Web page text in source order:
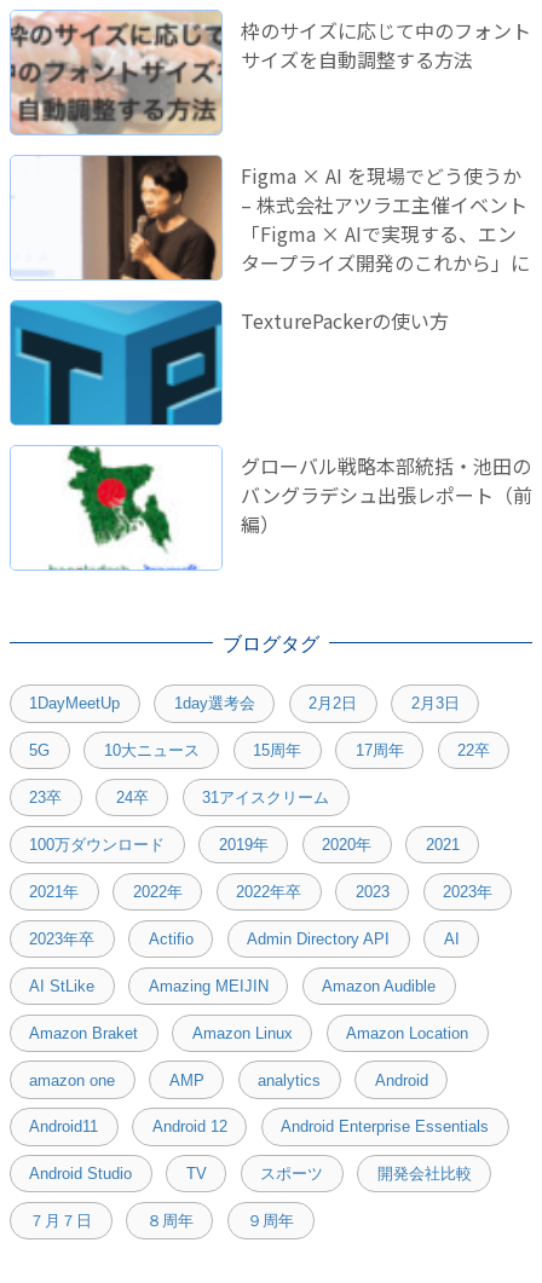
枠のサイズに応じて中のフォント
サイズを自動調整する方法
Figma × AI を現場でどう使うか
– 株式会社アツラエ主催イベント
「Figma × AIで実現する、エン
タープライズ開発のこれから」に
TexturePackerの使い方
グローバル戦略本部統括・池田の
バングラデシュ出張レポート（前
編）
ブログタグ
1DayMeetUp 1day選考会 2月2日 2月3日
5G 10大ニュース 15周年 17周年 22卒
23卒 24卒 31アイスクリーム
100万ダウンロード 2019年 2020年 2021
2021年 2022年 2022年卒 2023 2023年
2023年卒 Actifio Admin Directory API AI
AI StLike Amazing MEIJIN Amazon Audible
Amazon Braket Amazon Linux Amazon Location
amazon one AMP analytics Android
Android11 Android 12 Android Enterprise Essentials
Android Studio TV スポーツ 開発会社比較
７月７日 ８周年 ９周年